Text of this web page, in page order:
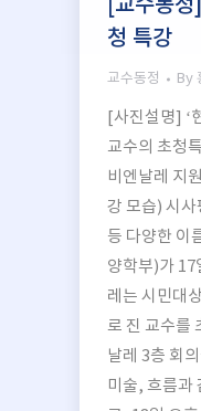
[교수동
청 특강
교수동정 By
[사진설명] ‘
교수의 초청
비엔날레 지
강 모습) 시사
등 다양한 이
양학부)가 17
레는 시민대
로 진 교수를
날레 3층 회
미술, 흐름과